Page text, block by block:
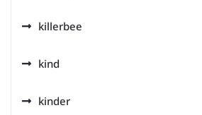
killerbee
kind
kinder